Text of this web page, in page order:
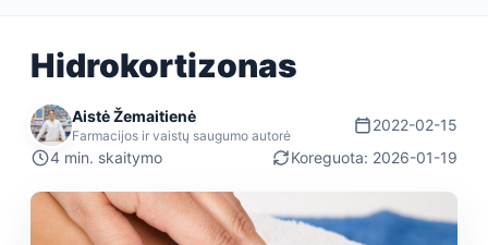
Hidrokortizonas
Aistė Žemaitienė
Farmacijos ir vaistų saugumo autorė
2022-02-15
4 min. skaitymo
Koreguota: 2026-01-19